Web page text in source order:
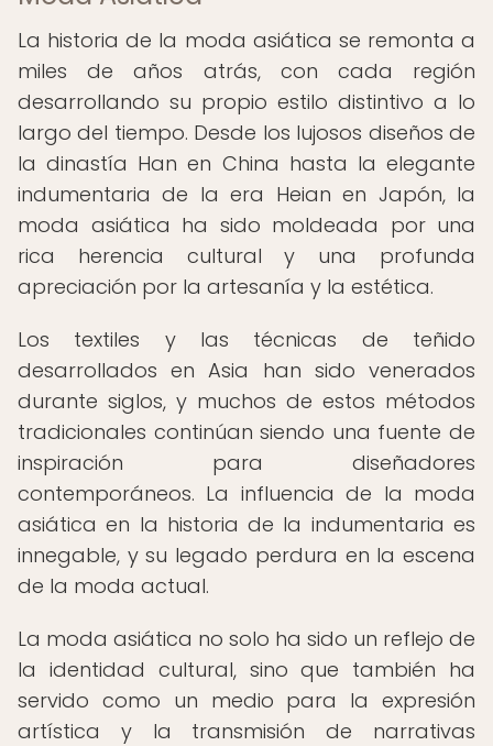
La historia de la moda asiática se remonta a
miles de años atrás, con cada región
desarrollando su propio estilo distintivo a lo
largo del tiempo. Desde los lujosos diseños de
la dinastía Han en China hasta la elegante
indumentaria de la era Heian en Japón, la
moda asiática ha sido moldeada por una
rica herencia cultural y una profunda
apreciación por la artesanía y la estética.
Los textiles y las técnicas de teñido
desarrollados en Asia han sido venerados
durante siglos, y muchos de estos métodos
tradicionales continúan siendo una fuente de
inspiración para diseñadores
contemporáneos. La influencia de la moda
asiática en la historia de la indumentaria es
innegable, y su legado perdura en la escena
de la moda actual.
La moda asiática no solo ha sido un reflejo de
la identidad cultural, sino que también ha
servido como un medio para la expresión
artística y la transmisión de narrativas